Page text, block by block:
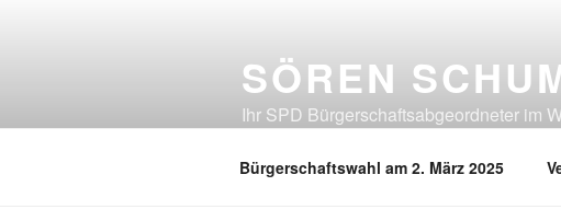
SÖREN
Ihr SPD Bürgerschaftsabgeordneter im
Bürgerschaftswahl am 2. März 2025